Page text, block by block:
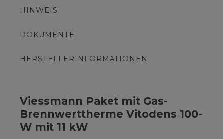
HINWEIS
DOKUMENTE
HERSTELLERINFORMATIONEN
Viessmann Paket mit Gas-
Brennwerttherme Vitodens 100-
W mit 11 kW